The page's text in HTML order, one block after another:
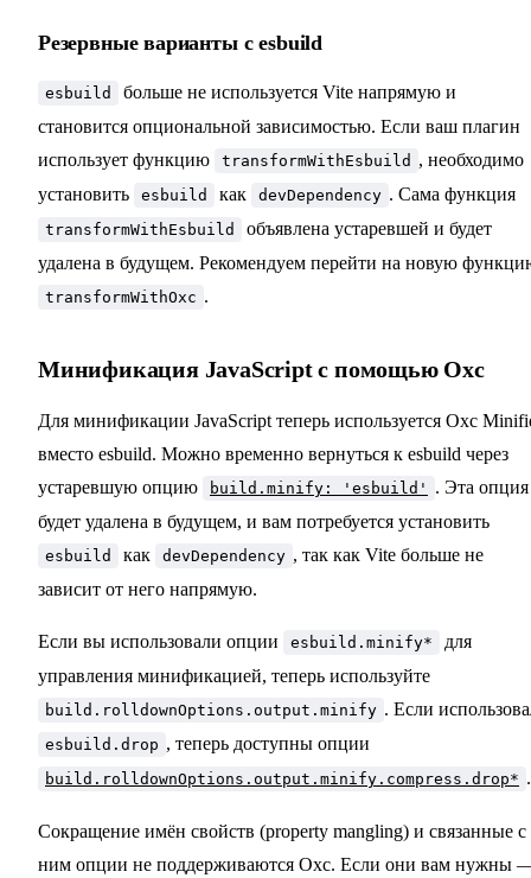
Резервные варианты с esbuild
esbuild
больше не используется Vite напрямую и
становится опциональной зависимостью. Если ваш плагин
использует функцию
transformWithEsbuild , необходимо
установить
esbuild как devDependency . Сама функция
transformWithEsbuild
объявлена устаревшей и будет
удалена в будущем. Рекомендуем перейти на новую
transformWithOxc .
Минификация JavaScript с помощью Oxc
Для минификации JavaScript теперь используется Oxc
вместо esbuild. Можно временно вернуться к esbuild через
устаревшую опцию
build.minify: 'esbuild'
. Эта опция
будет удалена в будущем, и вам потребуется установить
esbuild как devDependency , так как Vite больше не
зависит от него напрямую.
Если вы использовали опции esbuild.minify*
для
управления минификацией, теперь используйте
build.rolldownOptions.output.minify . Если
esbuild.drop , теперь доступны опции
build.rolldownOptions.output.minify.compress.drop* .
Сокращение имён свойств (property mangling) и связанные с
ним опции не поддерживаются Oxc. Если они вам нужны